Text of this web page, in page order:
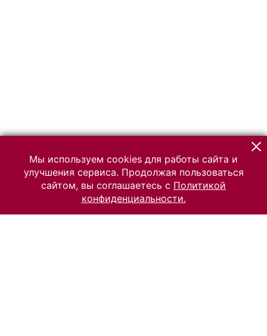
Мы используем cookies для работы сайта и
улучшения сервиса. Продолжая пользоваться
сайтом, вы соглашаетесь с Политикой
конфиденциальности.